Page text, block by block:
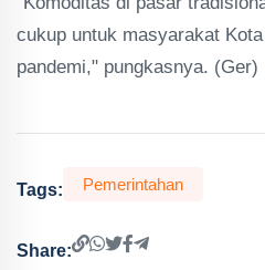
cukup untuk masyarakat
pandemi," pungkasnya. (Ger)
Tags: Pemerintahan
Share: